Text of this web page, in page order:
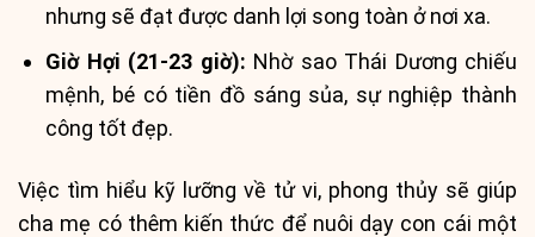
nhưng sẽ đạt được danh lợi song toàn ở nơi xa.
Giờ Hợi (21-23 giờ): Nhờ sao Thái Dương chiếu
mệnh, bé có tiền đồ sáng sủa, sự nghiệp thành
công tốt đẹp.
Việc tìm hiểu kỹ lưỡng về tử vi, phong thủy sẽ giúp
cha mẹ có thêm kiến thức để nuôi dạy con cái một